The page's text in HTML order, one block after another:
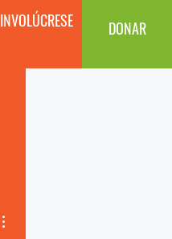
INVOLÚCRESE DONAR